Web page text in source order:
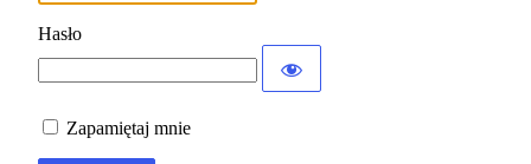
Hasło
Zapamiętaj mnie